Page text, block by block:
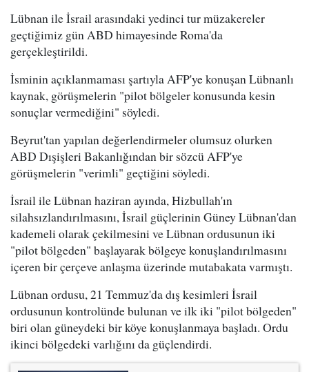
Lübnan ile İsrail arasındaki yedinci tur müzakereler
geçtiğimiz gün ABD himayesinde Roma'da
gerçekleştirildi.
İsminin açıklanmaması şartıyla AFP'ye konuşan Lübnanlı
kaynak, görüşmelerin "pilot bölgeler konusunda kesin
sonuçlar vermediğini" söyledi.
Beyrut'tan yapılan değerlendirmeler olumsuz olurken
ABD Dışişleri Bakanlığından bir sözcü AFP'ye
görüşmelerin "verimli" geçtiğini söyledi.
İsrail ile Lübnan haziran ayında, Hizbullah'ın
silahsızlandırılmasını, İsrail güçlerinin Güney Lübnan'dan
kademeli olarak çekilmesini ve Lübnan ordusunun iki
"pilot bölgeden" başlayarak bölgeye konuşlandırılmasını
içeren bir çerçeve anlaşma üzerinde mutabakata varmıştı.
Lübnan ordusu, 21 Temmuz'da dış kesimleri İsrail
ordusunun kontrolünde bulunan ve ilk iki "pilot bölgeden"
biri olan güneydeki bir köye konuşlanmaya başladı. Ordu
ikinci bölgedeki varlığını da güçlendirdi.